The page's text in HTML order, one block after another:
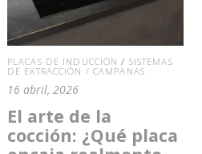
PLACAS DE INDUCCIÓN / SISTEMAS
DE EXTRACCIÓN / CAMPANAS
16 abril, 2026
El arte de la
cocción: ¿Qué placa